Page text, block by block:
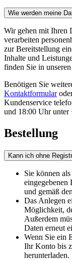
Wie werden meine
Wir gehen mit Ihren
verarbeiten
zur Bereitstellung
Inhalte und
finden Sie in unseren
Benötigen Sie
Kontaktformular
Kundenservice
und 18:00 Uhr unter
Bestellung
Kann ich ohne
Sie können
und gemäß
Das Anlegen
Möglichkeit,
Außerdem
Daten erneut
Wenn Sie ein
Ihr Konto bis
herunterladen.